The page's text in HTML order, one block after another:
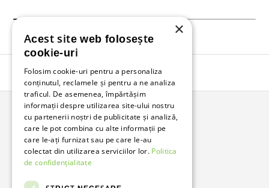
Înapoi în sus
Bunzl Romania
Soluții complete pentru afacerea ta.
FacebookLinkedIn
×
Acest site web folosește
cookie-uri
Folosim cookie-uri pentru a personaliza
conținutul, reclamele și pentru a ne analiza
traficul. De asemenea, împărtășim
informații despre utilizarea site-ului nostru
cu partenerii noștri de publicitate și analiză,
care le pot combina cu alte informații pe
care le-ați furnizat sau pe care le-au
colectat din utilizarea serviciilor lor. Politica
de confidențialitate